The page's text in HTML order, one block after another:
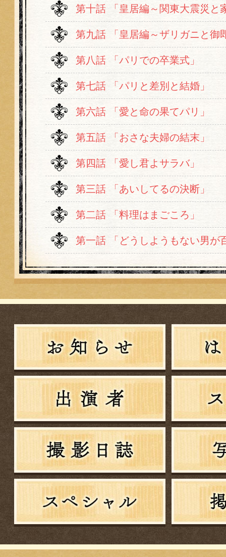
第十話 「皇居編～関東大震災と
第九話 「皇居編～ザリガニと御
第八話 「パリでの卒業式」
第七話 「パリと差別と結婚」
第六話 「愛と命の果てパリ」
第五話 「おさな夫婦の結末」
第四話 「愛し君よサラバ」
第三話 「あいしてるの決断」
第二話 「料理はまごころ」
第一話 「どうしようもない男